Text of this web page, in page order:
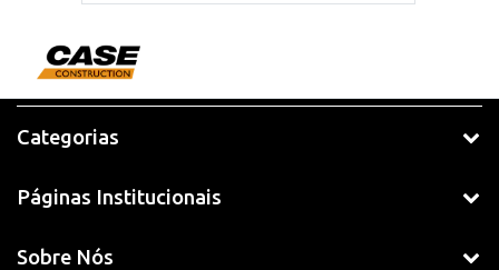
Categorias
Páginas Institucionais
Sobre Nós